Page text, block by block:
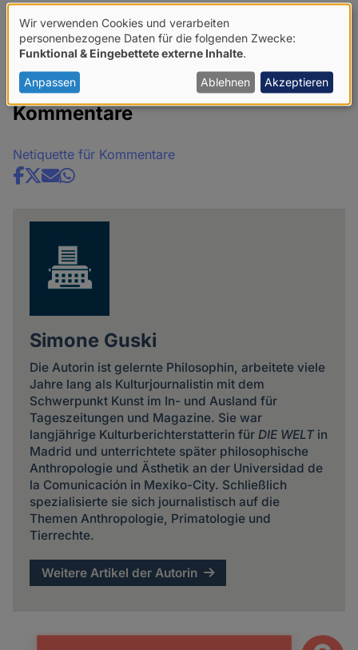
Sabine Scho: “Tiere in Architektur. Texte und Fotos”,
KOOKBOOKS, Berlin 2013, 126 S. 19,90 Euro
Kommentare
Netiquette für Kommentare
Share
Simone Guski
Die Autorin ist gelernte Philosophin, arbeitete viele
Jahre lang als Kulturjournalistin mit dem
Schwerpunkt Kunst im In- und Ausland für
Tageszeitungen und Magazine. Sie war
langjährige Kulturberichterstatterin für DIE WELTin
Madrid und unterrichtete später philosophische
Anthropologie und Ästhetik an der Universidad de
la Comunicación in Mexiko-City. Schließlich
spezialisierte sie sich journalistisch auf die
Themen Anthropologie, Primatologie und
Tierrechte.
Weitere Artikel der Autorin
Verwendung
von
personenbezogenen
Daten
Cookies
Wir verwenden Cookies und verarbeiten
personenbezogene Daten für die folgenden Zwecke:
Funktional & Eingebettete externe Inhalte
Anpassen Ablehnen Akzeptieren